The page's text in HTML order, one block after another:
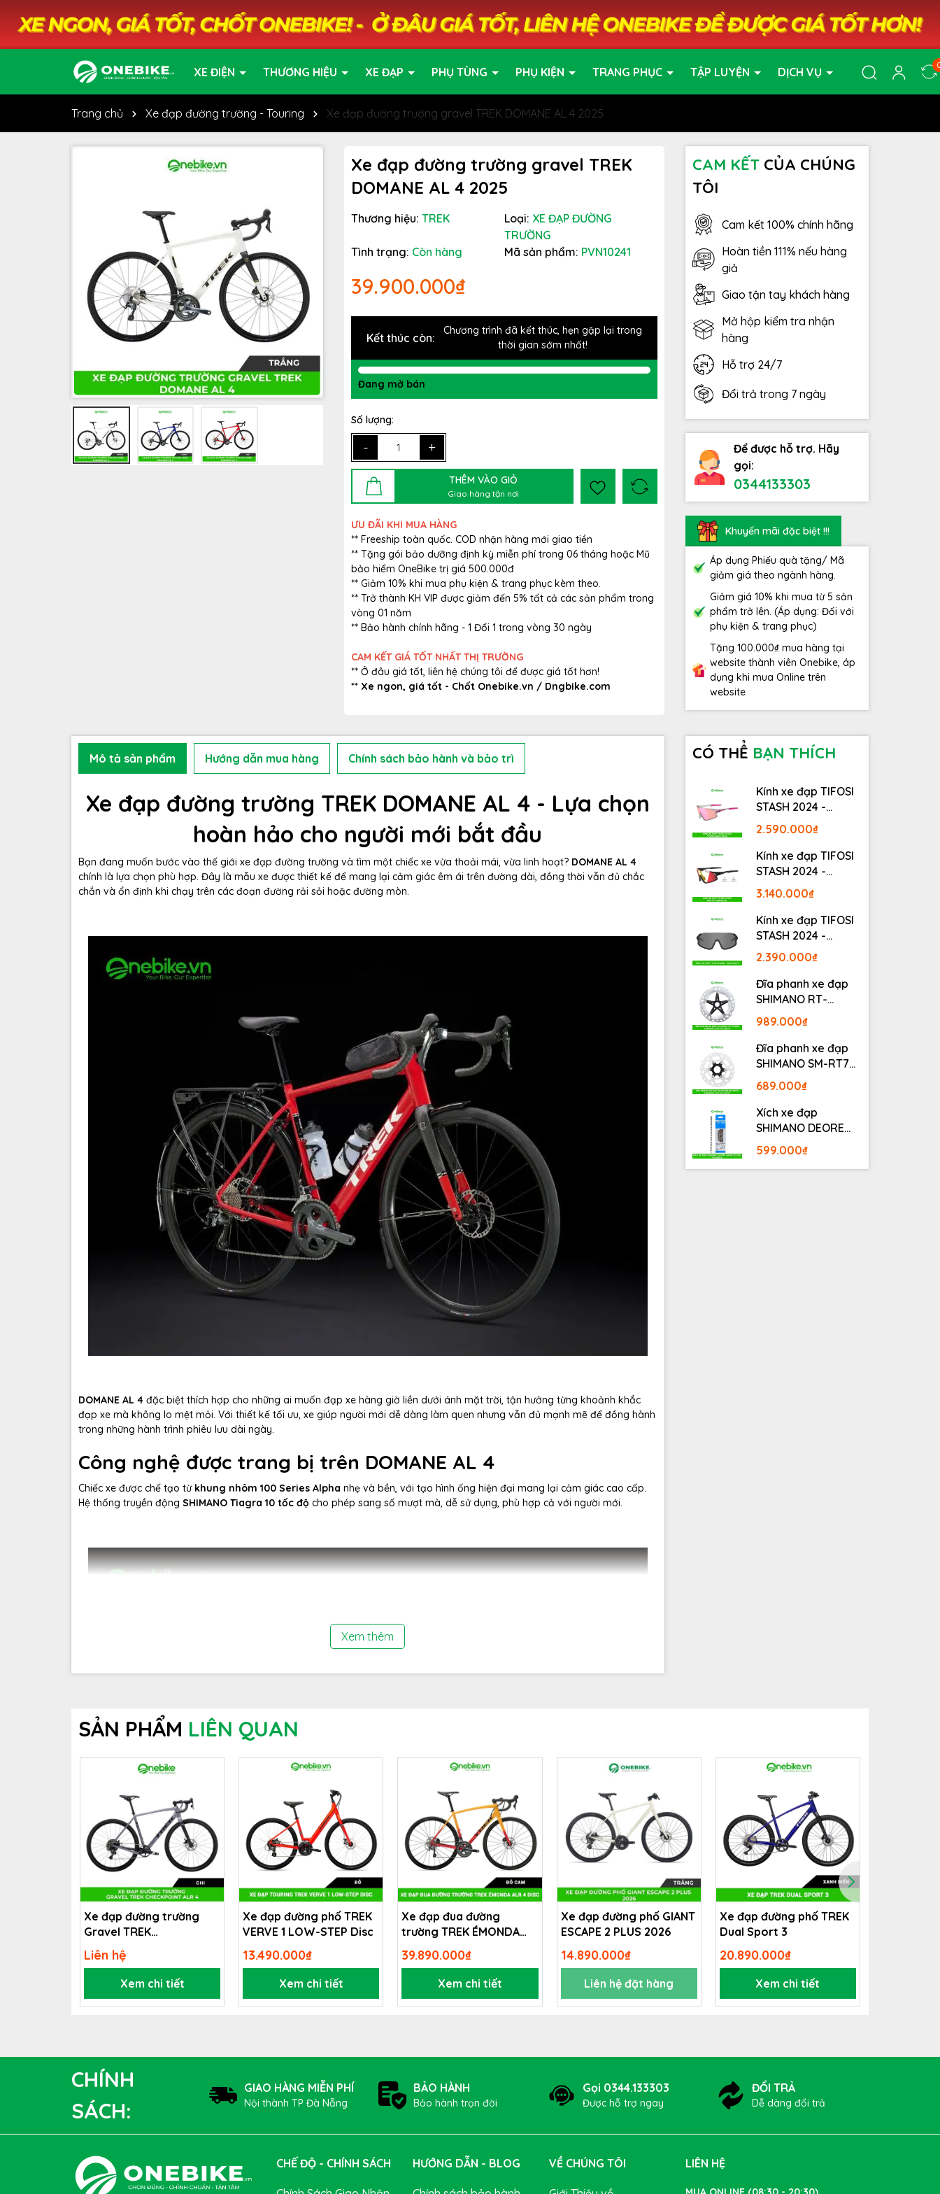
XE ĐIỆN THƯƠNG HIỆU XE ĐẠP PHỤ TÙNG PHỤ KIỆN TRANG PHỤC TẬP LUYỆN DỊCH VỤ
Trang chủ Xe đạp đường trường - Touring Xe đạp đường trường gravel TREK DOMANE AL 4 2025
Xe đạp đường trường gravel TREK
DOMANE AL 4 2025
Thương hiệu: TREK Loại: XE ĐẠP ĐƯỜNG
TRƯỜNG
Tình trạng: Còn hàng Mã sản phẩm: PVN10241
39.900.000₫
Kết thúc còn:
Chương trình đã kết thúc, hẹn gặp lại trong
thời gian sớm nhất!
Đang mở bán
Số lượng:
- +
THÊM VÀO GIỎ
Giao hàng tận nơi
ƯU ĐÃI KHI MUA HÀNG
** Freeship toàn quốc. COD nhận hàng mới giao tiền
** Tặng gói bảo dưỡng định kỳ miễn phí trong 06 tháng hoặc Mũ
bảo hiểm OneBike trị giá 500.000đ
** Giảm 10% khi mua phụ kiện & trang phục kèm theo.
** Trở thành KH VIP được giảm đến 5% tất cả các sản phẩm trong
vòng 01 năm
** Bảo hành chính hãng - 1 Đổi 1 trong vòng 30 ngày
CAM KẾT GIÁ TỐT NHẤT THỊ TRƯỜNG
** Ở đâu giá tốt, liên hệ chúng tôi để được giá tốt hơn!
** Xe ngon, giá tốt - Chốt Onebike.vn / Dngbike.com
CAM KẾTCỦA CHÚNG
TÔI
Cam kết 100% chính hãng
Hoàn tiền 111% nếu hàng
giả
Giao tận tay khách hàng
Mở hộp kiểm tra nhận
hàng
Hỗ trợ 24/7
Đổi trả trong 7 ngày
Để được hỗ trợ. Hãy
gọi:
0344133303
Khuyến mãi đặc biệt !!!
Áp dụng Phiếu quà tặng/ Mã
giảm giá theo ngành hàng.
Giảm giá 10% khi mua từ 5 sản
phẩm trở lên. (Áp dụng: Đối với
phụ kiện & trang phục)
Tặng 100.000₫ mua hàng tại
website thành viên Onebike, áp
dụng khi mua Online trên
website
Mô tả sản phẩm Hướng dẫn mua hàng Chính sách bảo hành và bảo trì
Xe đạp đường trường TREK DOMANE AL 4 - Lựa chọn
hoàn hảo cho người mới bắt đầu
Bạn đang muốn bước vào thế giới xe đạp đường trường và tìm một chiếc xe vừa thoải mái, vừa linh hoạt? DOMANE AL 4
chính là lựa chọn phù hợp. Đây là mẫu xe được thiết kế để mang lại cảm giác êm ái trên đường dài, đồng thời vẫn đủ chắc
chắn và ổn định khi chạy trên các đoạn đường rải sỏi hoặc đường mòn.
DOMANE AL 4 đặc biệt thích hợp cho những ai muốn đạp xe hàng giờ liền dưới ánh mặt trời, tận hưởng từng khoảnh khắc
đạp xe mà không lo mệt mỏi. Với thiết kế tối ưu, xe giúp người mới dễ dàng làm quen nhưng vẫn đủ mạnh mẽ để đồng hành
trong những hành trình phiêu lưu dài ngày.
Công nghệ được trang bị trên DOMANE AL 4
Chiếc xe được chế tạo từ khung nhôm 100 Series Alpha nhẹ và bền, với tạo hình ống hiện đại mang lại cảm giác cao cấp.
Hệ thống truyền động SHIMANO Tiagra 10 tốc độ cho phép sang số mượt mà, dễ sử dụng, phù hợp cả với người mới.
Xem thêm
CÓ THỂ BẠN THÍCH
Kính xe đạp TIFOSI
STASH 2024 -
STASH, RACE PINK
2.590.000₫
Kính xe đạp TIFOSI
STASH 2024 -
MATTE GUNMETAL
3.140.000₫
Kính xe đạp TIFOSI
STASH 2024 -
BLACKOUT
2.390.000₫
Đĩa phanh xe đạp
SHIMANO RT-
MT800 Center lock
Fullbox
989.000₫
Đĩa phanh xe đạp
SHIMANO SM-RT70
Center lock Fullbox
689.000₫
Xích xe đạp
SHIMANO DEORE
M6100 12S 126L
Fullbox
599.000₫
SẢN PHẨM LIÊN QUAN
Xe đạp đường trường
Gravel TREK
CHECKPOINT ALR 4
Liên hệ
Xem chi tiết
Xe đạp đường phố TREK
VERVE 1 LOW-STEP Disc
13.490.000₫
Xem chi tiết
Xe đạp đua đường
trường TREK ÉMONDA
ALR 4 Disc
39.890.000₫
Xem chi tiết
Xe đạp đường phố GIANT
ESCAPE 2 PLUS 2026
14.890.000₫
Liên hệ đặt hàng
Xe đạp đường phố TREK
Dual Sport 3
20.890.000₫
Xem chi tiết
CHÍNH
SÁCH:
GIAO HÀNG MIỄN PHÍ
Nội thành TP Đà Nẵng
BẢO HÀNH
Bảo hành trọn đời
Gọi 0344.133303
Được hỗ trợ ngay
ĐỔI TRẢ
Dễ dàng đổi trả
CHẾ ĐỘ - CHÍNH SÁCH HƯỚNG DẪN - BLOG VỀ CHÚNG TÔI LIÊN HỆ